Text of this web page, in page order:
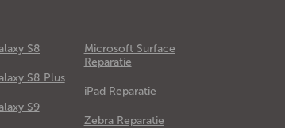
S8
S8 Plus
S9
Microsoft Surface
Reparatie
iPad Reparatie
Zebra Reparatie